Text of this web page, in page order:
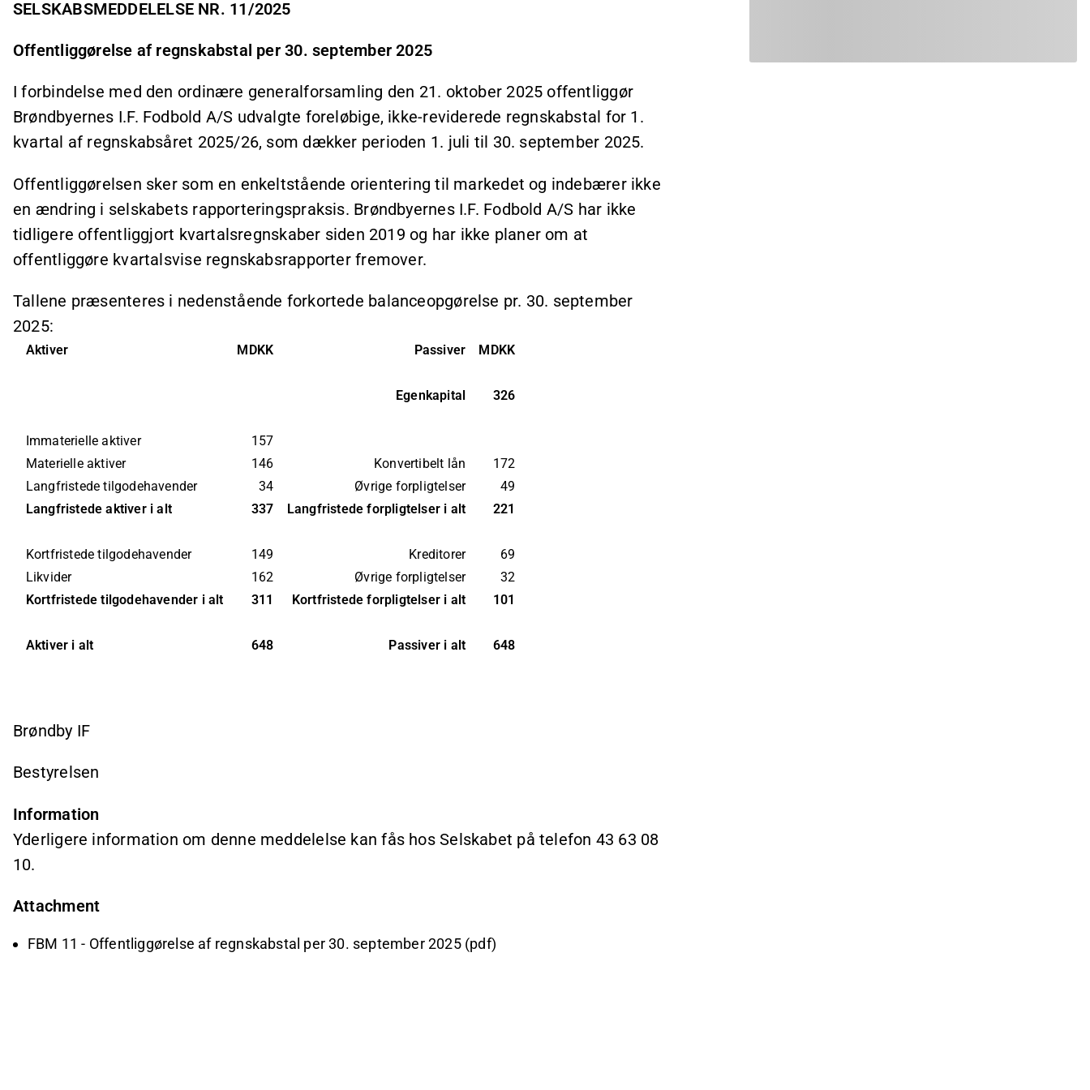
SELSKABSMEDDELELSE NR. 11/2025
Offentliggørelse af regnskabstal per 30. september 2025
I forbindelse med den ordinære generalforsamling den 21. oktober 2025 offentliggør
Brøndbyernes I.F. Fodbold A/S udvalgte foreløbige, ikke-reviderede regnskabstal for 1.
kvartal af regnskabsåret 2025/26, som dækker perioden 1. juli til 30. september 2025.
Offentliggørelsen sker som en enkeltstående orientering til markedet og indebærer ikke
en ændring i selskabets rapporteringspraksis. Brøndbyernes I.F. Fodbold A/S har ikke
tidligere offentliggjort kvartalsregnskaber siden 2019 og har ikke planer om at
offentliggøre kvartalsvise regnskabsrapporter fremover.
Tallene præsenteres i nedenstående forkortede balanceopgørelse pr. 30. september
2025:
Aktiver MDKK Passiver MDKK
Egenkapital 326
Immaterielle aktiver
157
Materielle aktiver
146 Konvertibelt lån
172
Langfristede tilgodehavender
34 Øvrige forpligtelser
49
Langfristede aktiver i alt
337 Langfristede forpligtelser i alt 221
Kortfristede tilgodehavender 149 Kreditorer
69
Likvider
162 Øvrige forpligtelser
32
Kortfristede tilgodehavender i alt
311 Kortfristede forpligtelser i alt 101
Aktiver i alt 648 Passiver i alt 648
Brøndby IF
Bestyrelsen
Information
Yderligere information om denne meddelelse kan fås hos Selskabet på telefon 43 63 08
10.
Attachment
FBM 11 - Offentliggørelse af regnskabstal per 30. september 2025 (pdf)